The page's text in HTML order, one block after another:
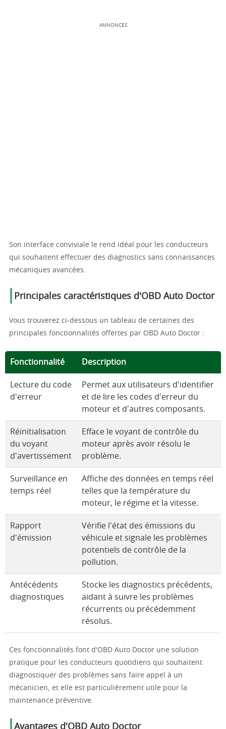
ANNONCES
Son interface conviviale le rend idéal pour les conducteurs
qui souhaitent effectuer des diagnostics sans connaissances
mécaniques avancées.
Principales caractéristiques d'OBD Auto Doctor
Vous trouverez ci-dessous un tableau de certaines des
principales fonctionnalités offertes par OBD Auto Doctor :
Fonctionnalité Description
Lecture du code
d'erreur
Permet aux utilisateurs d'identifier
et de lire les codes d'erreur du
moteur et d'autres composants.
Réinitialisation
du voyant
d'avertissement
Efface le voyant de contrôle du
moteur après avoir résolu le
problème.
Surveillance en
temps réel
Affiche des données en temps réel
telles que la température du
moteur, le régime et la vitesse.
Rapport
d'émission
Vérifie l'état des émissions du
véhicule et signale les problèmes
potentiels de contrôle de la
pollution.
Antécédents
diagnostiques
Stocke les diagnostics précédents,
aidant à suivre les problèmes
récurrents ou précédemment
résolus.
Ces fonctionnalités font d'OBD Auto Doctor une solution
pratique pour les conducteurs quotidiens qui souhaitent
diagnostiquer des problèmes sans faire appel à un
mécanicien, et elle est particulièrement utile pour la
maintenance préventive.
Avantages d'OBD Auto Doctor